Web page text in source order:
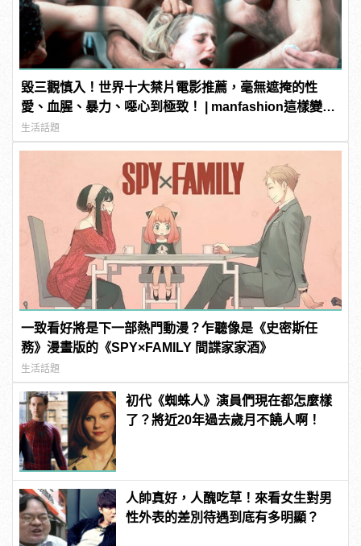
毀三觀慎入！世界十大禁片電影推薦，毫無遮掩的性
愛、血腥、暴力、噁心到極致！ | manfashion這樣變型
男
生活話題
一致看好將是下一部熱門動漫？乍聽像是《史密斯任
務》漫畫版的《SPY×FAMILY 間諜家家酒》
生活話題
初代《蜘蛛人》演員們現在都怎麼樣
了？將近20年過去歲月不饒人啊！
人帥真好，人醜吃草！來看女生對男
性外表的差別待遇到底有多明顯？